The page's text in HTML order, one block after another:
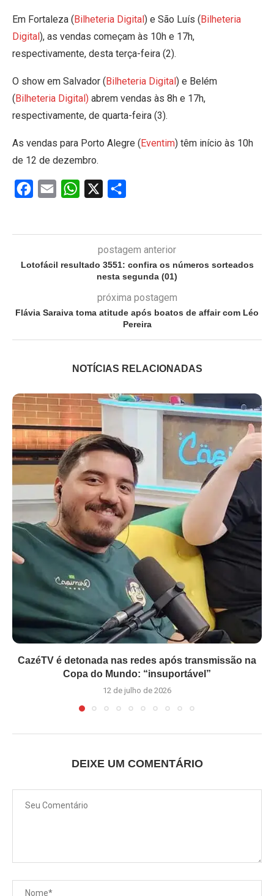
Em Fortaleza ( Bilheteria Digital ) e São Luís ( Bilheteria
Digital ), as vendas começam às 10h e 17h,
respectivamente, desta terça-feira (2).
O show em Salvador ( Bilheteria Digital ) e Belém
( Bilheteria Digital) abrem vendas às 8h e 17h,
respectivamente, de quarta-feira (3).
As vendas para Porto Alegre ( Eventim) têm início às 10h
de 12 de dezembro.
Facebook
Email WhatsApp
postagem anterior
Lotofácil resultado 3551: confira os números sorteados
nesta segunda (01)
próxima postagem
Flávia Saraiva toma atitude após boatos de affair com Léo
Pereira
NOTÍCIAS RELACIONADAS
CazéTV é detonada nas redes após transmissão na
Copa do Mundo: “insuportável”
12 de julho de 2026
DEIXE UM COMENTÁRIO